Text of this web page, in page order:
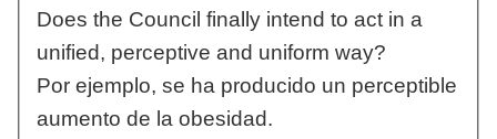
Does the Council finally intend to act in a
unified, perceptive and uniform way?
Por ejemplo, se ha producido un perceptible
aumento de la obesidad.